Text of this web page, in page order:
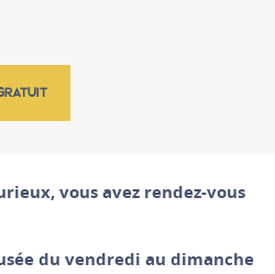
vous avez rendez-vous
du vendredi au dimanche